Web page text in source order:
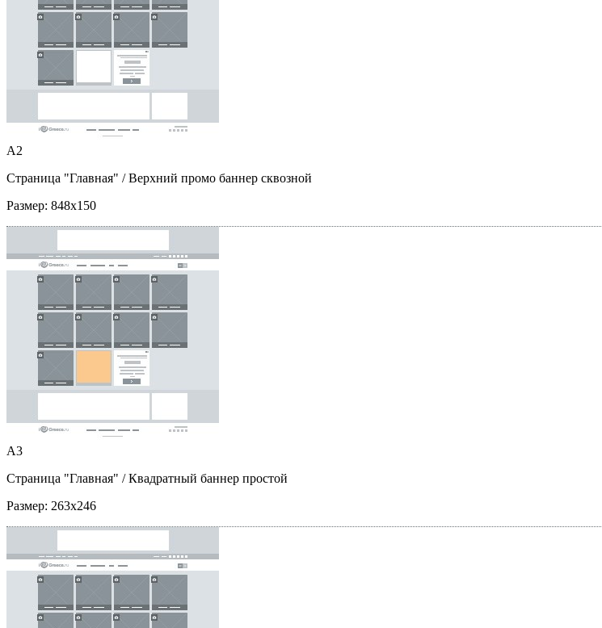
A2
Страница "Главная" / Верхний промо баннер сквозной
Размер: 848x150
A3
Страница "Главная" / Квадратный баннер простой
Размер: 263x246